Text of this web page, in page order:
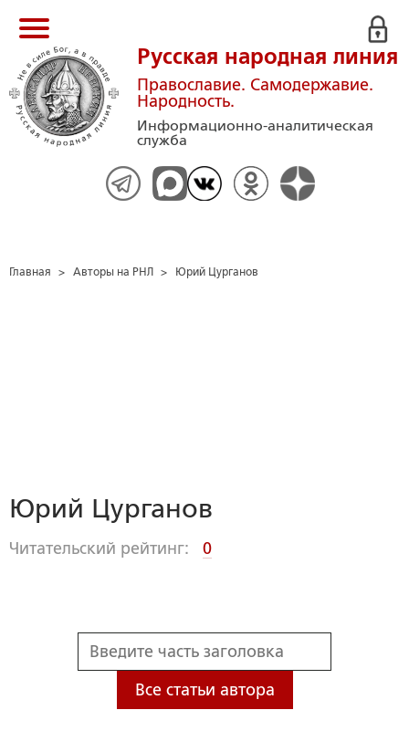
Русская народная линия
Православие. Самодержавие.
Народность.
Информационно-аналитическая
служба
Главная > Авторы на РНЛ > Юрий Цурганов
Юрий Цурганов
Читательский рейтинг: 0
Все статьи автора